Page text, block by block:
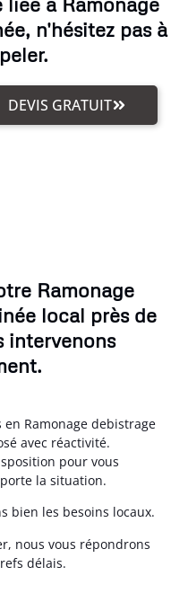
n'hésitez pas à
DEVIS GRATUIT
Ramonage
local près de
intervenons
Ramonage debistrage
avec réactivité.
pour vous
la situation.
bien les besoins locaux.
nous vous répondrons
délais.